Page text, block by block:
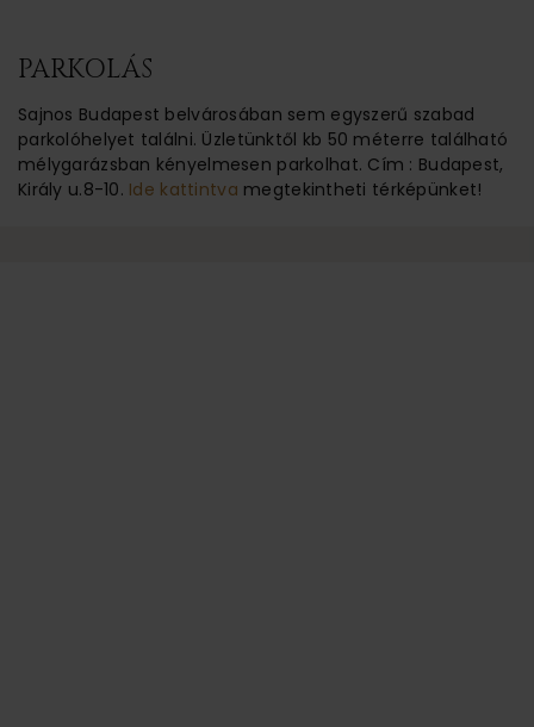
PARKOLÁS
Sajnos Budapest belvárosában sem egyszerű szabad
parkolóhelyet találni. Üzletünktől kb 50 méterre található
mélygarázsban kényelmesen parkolhat. Cím : Budapest,
Király u.8-10. Ide kattintva megtekintheti térképünket!